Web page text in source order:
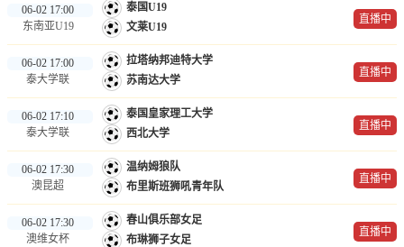
06-02 17:00
东南亚U19
泰国U19
文莱U19
直播中
06-02 17:00
泰大学联
拉塔纳邦迪特大学
苏南达大学
直播中
06-02 17:10
泰大学联
泰国皇家理工大学
西北大学
直播中
06-02 17:30
澳昆超
温纳姆狼队
布里斯班狮吼青年队
直播中
06-02 17:30
澳维女杯
春山俱乐部女足
布琳狮子女足
直播中